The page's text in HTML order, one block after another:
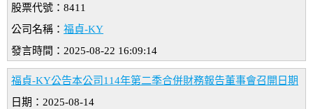
股票代號：8411
公司名稱： 福貞-KY
發言時間：2025-08-22 16:09:14
福貞-KY公告本公司114年第二季合併財務報告董事會召開日期
日期：2025-08-14